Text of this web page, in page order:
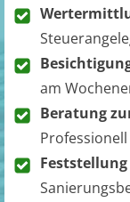
am
Beratung